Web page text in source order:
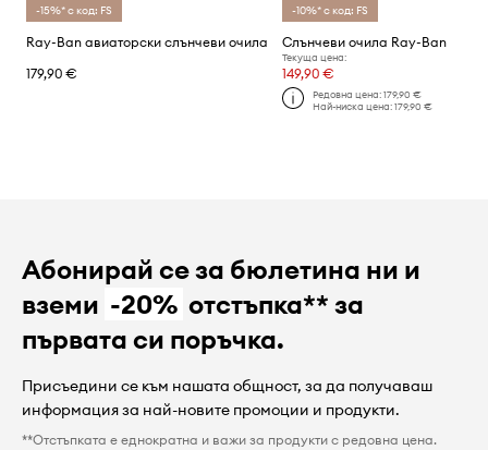
-15%* с код: FS
Ray-Ban авиаторски слънчеви очила
179,90 €
-10%* с код: FS
Слънчеви очила Ray-Ban
Текуща цена:
149,90 €
Редовна цена: 179,90 €
Най-ниска цена: 179,90 €
Абонирай се за бюлетина ни и
вземи -20% отстъпка** за
първата си поръчка.
Присъедини се към нашата общност, за да получаваш
информация за най-новите промоции и продукти.
**Отстъпката е еднократна и важи за продукти с редовна цена.